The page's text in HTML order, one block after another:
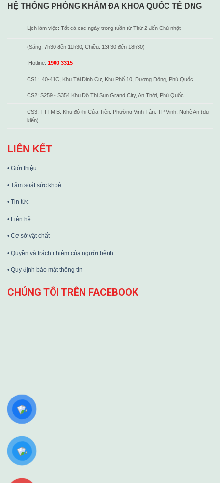
HỆ THỐNG PHÒNG KHÁM ĐA KHOA QUỐC TẾ DNG
Lịch làm việc: Tất cả các ngày trong tuần từ Thứ 2 đến Chủ nhật
(Sáng: 7h30 đến 11h30; Chiều: 13h30 đến 18h30)
Hotline:1900 3315
CS1: 40-41C, Khu Tái Định Cư, Khu Phố 10, Dương Đông, Phú Quốc.
CS2: S259 - S354 Khu Đô Thị Sun Grand City, An Thới, Phú Quốc
CS3: TTTM B, Khu đô thị Cửa Tiền, Phường Vinh Tân, TP Vinh, Nghệ An (dự
kiến)
LIÊN KẾT
• Giới thiệu
• Tầm soát sức khoẻ
• Tin tức
• Liên hệ
• Cơ sở vật chất
• Quyền và trách nhiệm của người bệnh
• Quy định bảo mật thông tin
CHÚNG TÔI TRÊN FACEBOOK